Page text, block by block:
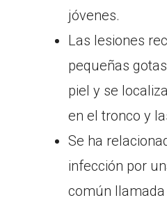
jóvenes.
Las lesiones
pequeñas
piel y se
en el tronco y
Se ha
infección por
común